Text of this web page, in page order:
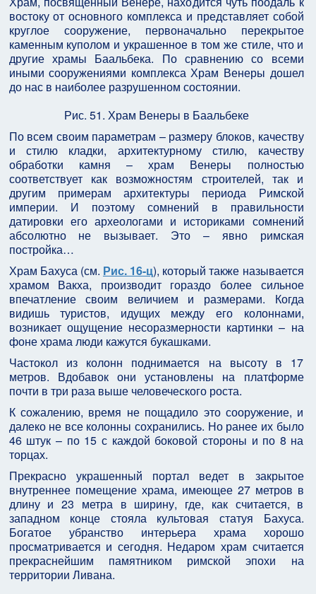
востоку от основного комплекса и представляет собой
круглое сооружение, первоначально перекрытое
каменным куполом и украшенное в том же стиле, что и
другие храмы Баальбека. По сравнению со всеми
иными сооружениями комплекса Храм Венеры дошел
до нас в наиболее разрушенном состоянии.
Рис. 51. Храм Венеры в Баальбеке
По всем своим параметрам – размеру блоков, качеству
и стилю кладки, архитектурному стилю, качеству
обработки камня – храм Венеры полностью
соответствует как возможностям строителей, так и
другим примерам архитектуры периода Римской
империи. И поэтому сомнений в правильности
датировки его археологами и историками сомнений
абсолютно не вызывает. Это – явно римская
постройка…
Храм Бахуса (см. Рис. 16-ц), который также называется
храмом Вакха, производит гораздо более сильное
впечатление своим величием и размерами. Когда
видишь туристов, идущих между его колоннами,
возникает ощущение несоразмерности картинки – на
фоне храма люди кажутся букашками.
Частокол из колонн поднимается на высоту в 17
метров. Вдобавок они установлены на платформе
почти в три раза выше человеческого роста.
К сожалению, время не пощадило это сооружение, и
далеко не все колонны сохранились. Но ранее их было
46 штук – по 15 с каждой боковой стороны и по 8 на
торцах.
Прекрасно украшенный портал ведет в закрытое
внутреннее помещение храма, имеющее 27 метров в
длину и 23 метра в ширину, где, как считается, в
западном конце стояла культовая статуя Бахуса.
Богатое убранство интерьера храма хорошо
просматривается и сегодня. Недаром храм считается
прекраснейшим памятником римской эпохи на
территории Ливана.